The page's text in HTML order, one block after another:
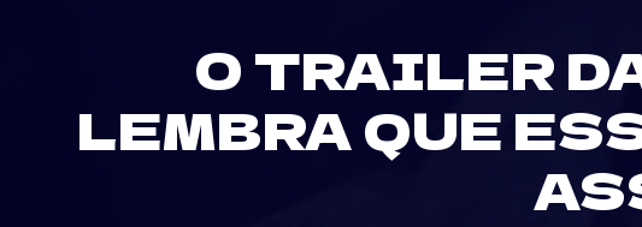
O TRAILER
LEMBRA QUE